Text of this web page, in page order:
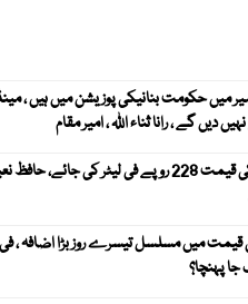
میں حکومت بنانیکی پوزیشن میں ہیں ،
دیں گے ، رانا ثناء اللہ ، امیر مقام
پیٹرول کی قیمت 228 روپے فی لیٹر کی جائے، حافظ
میں مسلسل تیسرے روز بڑا اضافہ ،
پہنچا؟